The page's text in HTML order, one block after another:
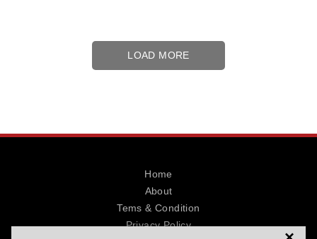
LOAD MORE
Home
About
Tems & Condition
Privacy Policy